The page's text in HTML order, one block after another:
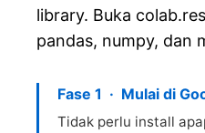
library. Buka
pandas, numpy, dan
Fase 1 · Mulai di
Tidak perlu install